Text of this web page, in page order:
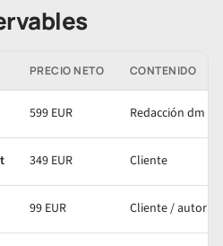
PRECIO NETO CONTENIDO
599 EUR Redacción dm
349 EUR Cliente
99 EUR Cliente / autor